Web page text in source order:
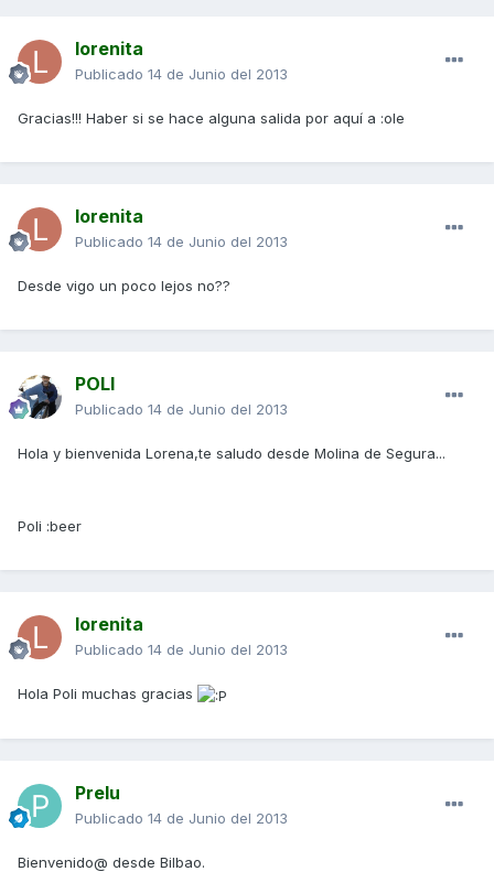
lorenita
Publicado 14 de Junio del 2013
Gracias!!! Haber si se hace alguna salida por aquí a :ole
lorenita
Publicado 14 de Junio del 2013
Desde vigo un poco lejos no??
POLI
Publicado 14 de Junio del 2013
Hola y bienvenida Lorena,te saludo desde Molina de Segura...
Poli :beer
lorenita
Publicado 14 de Junio del 2013
Hola Poli muchas gracias
Prelu
Publicado 14 de Junio del 2013
Bienvenido@ desde Bilbao.